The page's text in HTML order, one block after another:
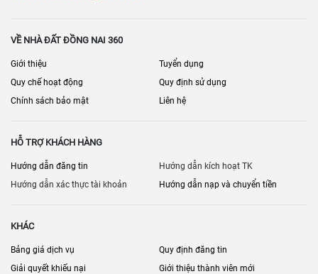
VỀ NHÀ ĐẤT ĐỒNG NAI 360
Giới thiệu
Tuyển dụng
Quy chế hoạt động
Quy định sử dụng
Chính sách bảo mật
Liên hệ
HỖ TRỢ KHÁCH HÀNG
Hướng dẫn đăng tin
Hướng dẫn kích hoạt TK
Hướng dẫn xác thực tài khoản
Hướng dẫn nạp và chuyển tiền
KHÁC
Bảng giá dịch vụ
Quy định đăng tin
Giải quyết khiếu nại
Giới thiệu thành viên mới